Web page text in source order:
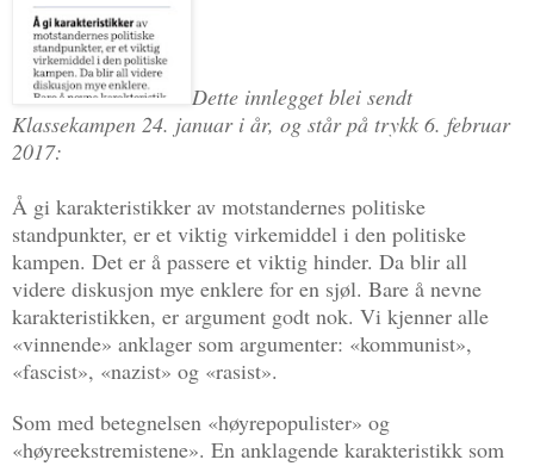
Dette innlegget blei sendt
Klassekampen 24. januar i år, og står på trykk 6. februar
2017:
Å gi karakteristikker av motstandernes politiske
standpunkter, er et viktig virkemiddel i den politiske
kampen. Det er å passere et viktig hinder. Da blir all
videre diskusjon mye enklere for en sjøl. Bare å nevne
karakteristikken, er argument godt nok. Vi kjenner alle
«vinnende» anklager som argumenter: «kommunist»,
«fascist», «nazist» og «rasist».
Som med betegnelsen «høyrepopulister» og
«høyreekstremistene». En anklagende karakteristikk som